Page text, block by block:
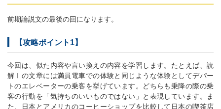
前期論説文の最後の回になります。
【攻略ポイント1】
今回は、似た内容や言い換えの内容を学習します。たとえば、読
解Ⅰの文章には満員電車での体験と同じような体験としてデパー
トのエレベーターの乗客を挙げています。どちらも乗降の際の乗
客の行動を「気持ちのいいものではない」と表現しています。ま
た、日本とアメリカのコーヒーショップを比較して日本の喫茶店